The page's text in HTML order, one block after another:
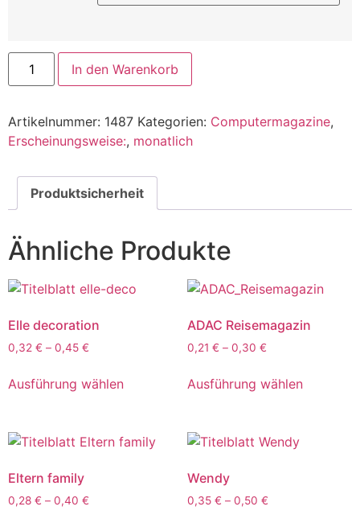
In den Warenkorb
Artikelnummer: 1487 Kategorien: Computermagazine,
Erscheinungsweise:, monatlich
Produktsicherheit
Ähnliche Produkte
Elle decoration
0,32 € – 0,45 €
Ausführung wählen
ADAC Reisemagazin
0,21 € – 0,30 €
Ausführung wählen
Eltern family
0,28 € – 0,40 €
Wendy
0,35 € – 0,50 €